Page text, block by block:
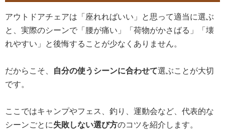
アウトドアチェアは「座れればいい」と思って適当に選ぶ
と、実際のシーンで「腰が痛い」「荷物がかさばる」「壊
れやすい」と後悔することが少なくありません。
だからこそ、 自分の使うシーンに合わせて選ぶことが大切
です。
ここではキャンプやフェス、釣り、運動会など、代表的な
シーンごとに失敗しない選び方のコツを紹介します。